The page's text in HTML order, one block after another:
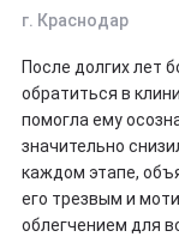
г. Краснодар
После долгих лет
обратиться в
помогла ему
значительно
каждом этапе,
его трезвым и
облегчением для